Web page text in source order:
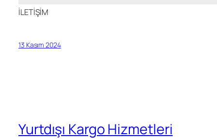
İLETİŞİM
13 Kasım 2024
Yurtdışı Kargo Hizmetleri